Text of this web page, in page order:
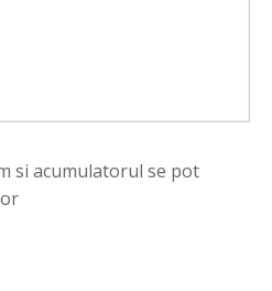
si acumulatorul se pot